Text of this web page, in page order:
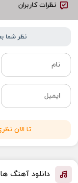
نظرات کاربران
نظر شما
تا الان
دانلود آهنگ